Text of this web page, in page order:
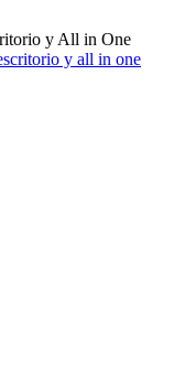
y All in One
y all in one